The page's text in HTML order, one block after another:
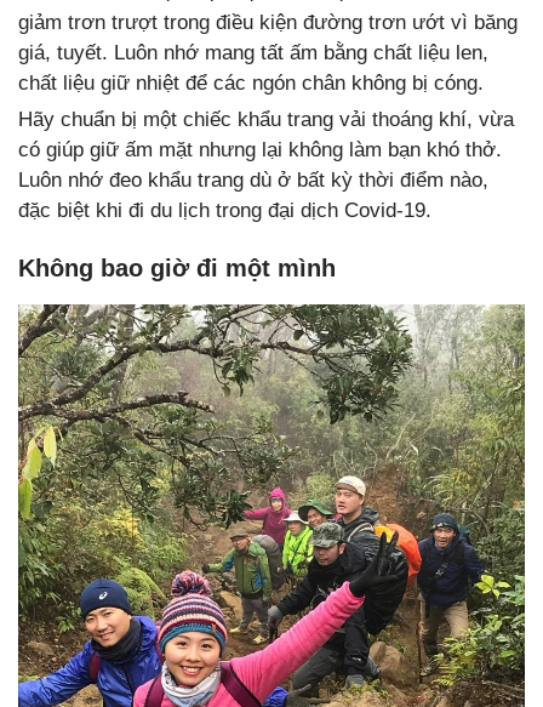
giảm trơn trượt trong điều kiện đường trơn ướt vì băng
giá, tuyết. Luôn nhớ mang tất ấm bằng chất liệu len,
chất liệu giữ nhiệt để các ngón chân không bị cóng.
Hãy chuẩn bị một chiếc khẩu trang vải thoáng khí, vừa
có giúp giữ ấm mặt nhưng lại không làm bạn khó thở.
Luôn nhớ đeo khẩu trang dù ở bất kỳ thời điểm nào,
đặc biệt khi đi du lịch trong đại dịch Covid-19.
Không bao giờ đi một mình